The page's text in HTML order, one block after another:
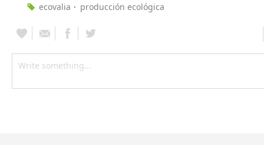
ecovalia
producción ecológica